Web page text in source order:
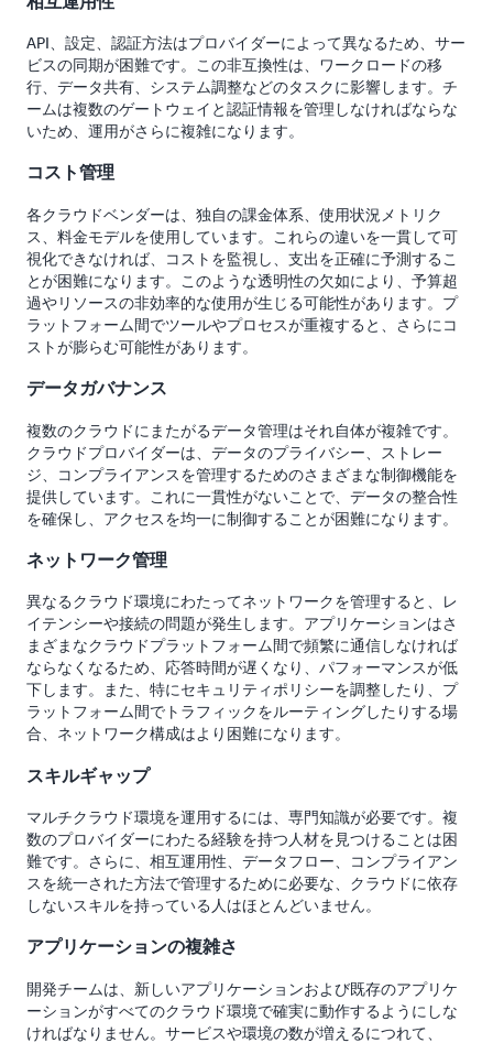
API、設定、認証方法はプロバイダーによって異なるため、サー
ビスの同期が困難です。この非互換性は、ワークロードの移
行、データ共有、システム調整などのタスクに影響します。チ
ームは複数のゲートウェイと認証情報を管理しなければならな
いため、運用がさらに複雑になります。
コスト管理
各クラウドベンダーは、独自の課金体系、使用状況メトリク
ス、料金モデルを使用しています。これらの違いを一貫して可
視化できなければ、コストを監視し、支出を正確に予測するこ
とが困難になります。このような透明性の欠如により、予算超
過やリソースの非効率的な使用が生じる可能性があります。プ
ラットフォーム間でツールやプロセスが重複すると、さらにコ
ストが膨らむ可能性があります。
データガバナンス
複数のクラウドにまたがるデータ管理はそれ自体が複雑です。
クラウドプロバイダーは、データのプライバシー、ストレー
ジ、コンプライアンスを管理するためのさまざまな制御機能を
提供しています。これに一貫性がないことで、データの整合性
を確保し、アクセスを均一に制御することが困難になります。
ネットワーク管理
異なるクラウド環境にわたってネットワークを管理すると、レ
イテンシーや接続の問題が発生します。アプリケーションはさ
まざまなクラウドプラットフォーム間で頻繁に通信しなければ
ならなくなるため、応答時間が遅くなり、パフォーマンスが低
下します。また、特にセキュリティポリシーを調整したり、プ
ラットフォーム間でトラフィックをルーティングしたりする場
合、ネットワーク構成はより困難になります。
スキルギャップ
マルチクラウド環境を運用するには、専門知識が必要です。複
数のプロバイダーにわたる経験を持つ人材を見つけることは困
難です。さらに、相互運用性、データフロー、コンプライアン
スを統一された方法で管理するために必要な、クラウドに依存
しないスキルを持っている人はほとんどいません。
アプリケーションの複雑さ
開発チームは、新しいアプリケーションおよび既存のアプリケ
ーションがすべてのクラウド環境で確実に動作するようにしな
ければなりません。サービスや環境の数が増えるにつれて、